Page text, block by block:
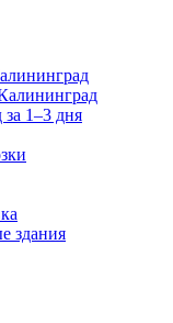
1–3 дня
здания